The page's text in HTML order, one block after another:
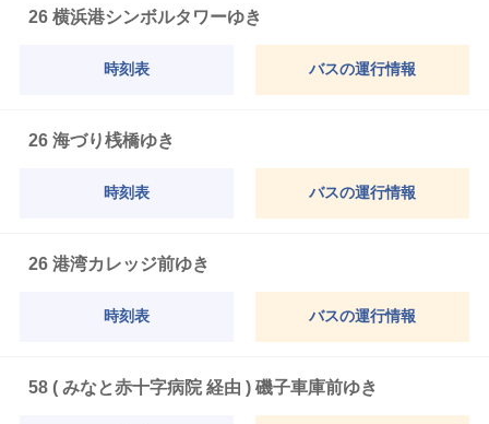
26 横浜港シンボルタワーゆき
時刻表 バスの運行情報
26 海づり桟橋ゆき
時刻表 バスの運行情報
26 港湾カレッジ前ゆき
時刻表 バスの運行情報
58 ( みなと赤十字病院 経由 ) 磯子車庫前ゆき